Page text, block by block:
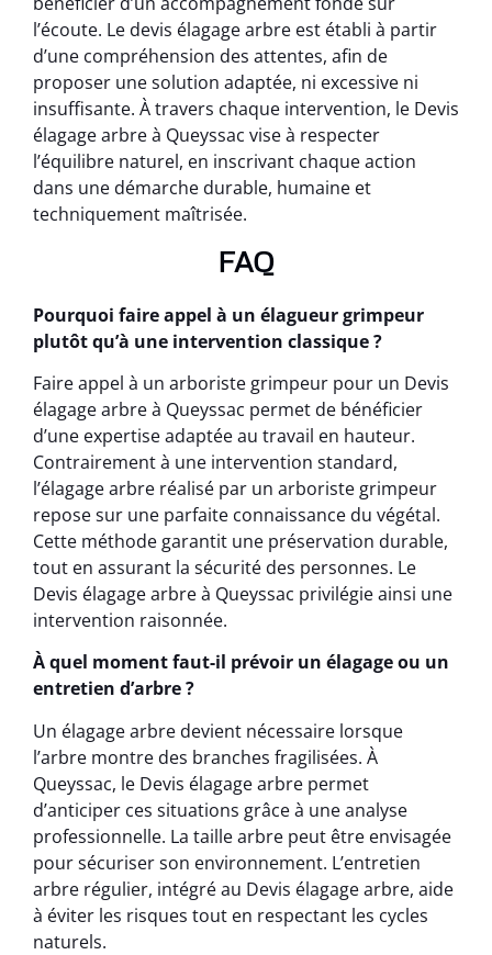
l’écoute. Le devis élagage arbre est établi à partir
d’une compréhension des attentes, afin de
proposer une solution adaptée, ni excessive ni
insuffisante. À travers chaque intervention, le Devis
élagage arbre à Queyssac vise à respecter
l’équilibre naturel, en inscrivant chaque action
dans une démarche durable, humaine et
techniquement maîtrisée.
FAQ
Pourquoi faire appel à un élagueur grimpeur
plutôt qu’à une intervention classique ?
Faire appel à un arboriste grimpeur pour un Devis
élagage arbre à Queyssac permet de bénéficier
d’une expertise adaptée au travail en hauteur.
Contrairement à une intervention standard,
l’élagage arbre réalisé par un arboriste grimpeur
repose sur une parfaite connaissance du végétal.
Cette méthode garantit une préservation durable,
tout en assurant la sécurité des personnes. Le
Devis élagage arbre à Queyssac privilégie ainsi une
intervention raisonnée.
À quel moment faut-il prévoir un élagage ou un
entretien d’arbre ?
Un élagage arbre devient nécessaire lorsque
l’arbre montre des branches fragilisées. À
Queyssac, le Devis élagage arbre permet
d’anticiper ces situations grâce à une analyse
professionnelle. La taille arbre peut être envisagée
pour sécuriser son environnement. L’entretien
arbre régulier, intégré au Devis élagage arbre, aide
à éviter les risques tout en respectant les cycles
naturels.